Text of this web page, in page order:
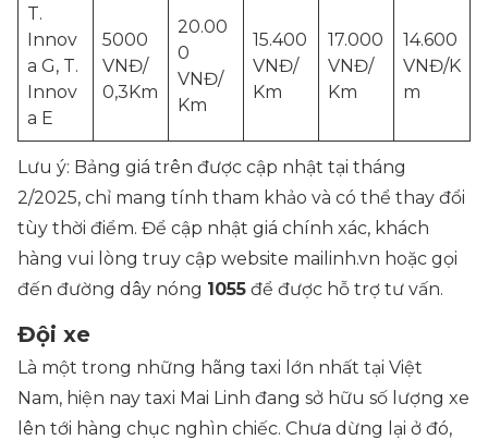
T.
Innov
a G, T.
Innov
a E
5000
VNĐ/
0,3Km
20.00
0
VNĐ/
Km
15.400
VNĐ/
Km
17.000
VNĐ/
Km
14.600
VNĐ/K
m
Lưu ý: Bảng giá trên được cập nhật tại tháng
2/2025, chỉ mang tính tham khảo và có thể thay đổi
tùy thời điểm. Để cập nhật giá chính xác, khách
hàng vui lòng truy cập website mailinh.vn hoặc gọi
đến đường dây nóng 1055 để được hỗ trợ tư vấn.
Đội xe
Là một trong những hãng taxi lớn nhất tại Việt
Nam, hiện nay taxi Mai Linh đang sở hữu số lượng xe
lên tới hàng chục nghìn chiếc. Chưa dừng lại ở đó,